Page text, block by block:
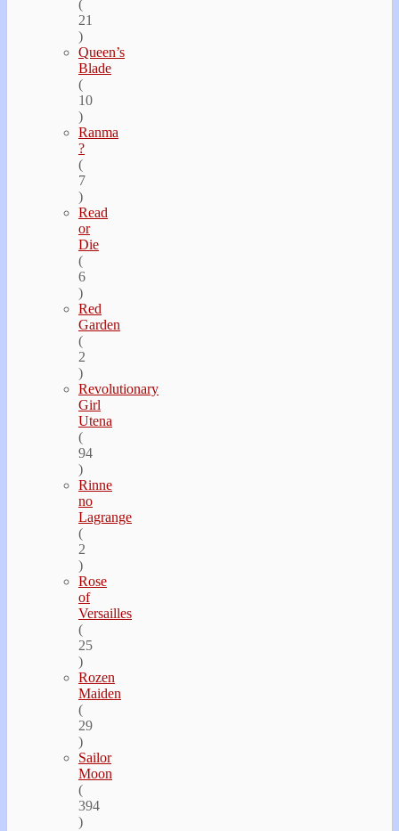
(
21
)
Queen’s
Blade
(
10
)
Ranma
?
(
7
)
Read
or
Die
(
6
)
Red
Garden
(
2
)
Revolutionary
Girl
Utena
(
94
)
Rinne
no
Lagrange
(
2
)
Rose
of
Versailles
(
25
)
Rozen
Maiden
(
29
)
Sailor
Moon
(
394
)